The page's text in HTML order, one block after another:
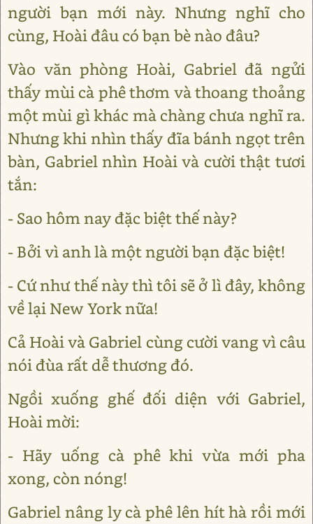
người bạn mới này. Nhưng nghĩ cho
cùng, Hoài đâu có bạn bè nào đâu?
Vào văn phòng Hoài, Gabriel đã ngửi
thấy mùi cà phê thơm và thoang thoảng
một mùi gì khác mà chàng chưa nghĩ ra.
Nhưng khi nhìn thấy đĩa bánh ngọt trên
bàn, Gabriel nhìn Hoài và cười thật tươi
tắn:
- Sao hôm nay đặc biệt thế này?
- Bởi vì anh là một người bạn đặc biệt!
- Cứ như thế này thì tôi sẽ ở lì đây, không
về lại New York nữa!
Cả Hoài và Gabriel cùng cười vang vì câu
nói đùa rất dễ thương đó.
Ngồi xuống ghế đối diện với Gabriel,
Hoài mời:
- Hãy uống cà phê khi vừa mới pha
xong, còn nóng!
Gabriel nâng ly cà phê lên hít hà rồi mới